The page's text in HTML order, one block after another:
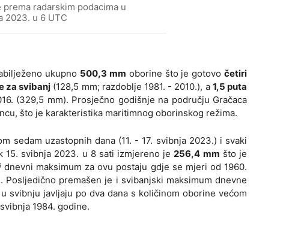
radarskim podacima u
2023. u 6 UTC
ukupno 500,3 mm oborine što je gotovočetiri
za svibanj (128,5 mm; razdoblje 1981. - 2010.), a 1,5 puta
(329,5 mm). Prosječno godišnje na području Gračaca
što je karakteristika maritimnog oborinskog režima.
sedam uzastopnih dana (11. - 17. svibnja 2023.) i svaki
15. svibnja 2023. u 8 sati izmjereno je 256,4 mm što je
dnevni maksimum za ovu postaju gdje se mjeri od 1960.
premašen je i svibanjski maksimum dnevne
svibnju javljaju po dva dana s količinom oborine većom
1984. godine.